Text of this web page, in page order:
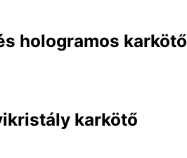
hologramos karkötő
karkötő